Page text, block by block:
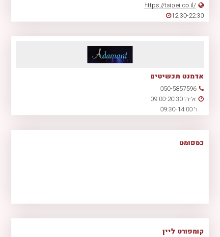
https://taipei.co.il/
12:30-22:30
אדמנט תכשיטים
050-5857596
א׳-ה׳ 09:00-20:30
ו׳ 09:30-14:00
כספומט
קומפורט ליין